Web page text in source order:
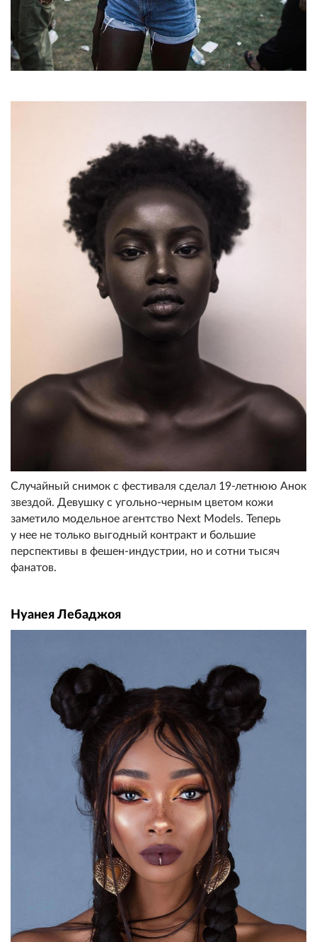
Случайный снимок с фестиваля сделал 19-летнюю Анок
звездой. Девушку с угольно-черным цветом кожи
заметило модельное агентство Next Models. Теперь
у нее не только выгодный контракт и большие
перспективы в фешен-индустрии, но и сотни тысяч
фанатов.
Нуанея Лебаджоя